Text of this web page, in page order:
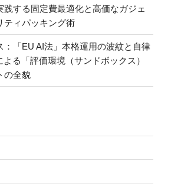
践する固定費最適化と高価なガジェ
ティパッキング術
：「EU AI法」本格運用の波紋と自律
る「評価環境（サンドボックス）
の全貌